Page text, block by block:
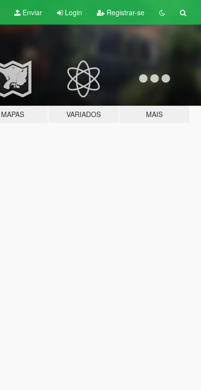
Enviar Login Registrar-se
MAPAS VARIADOS MAIS